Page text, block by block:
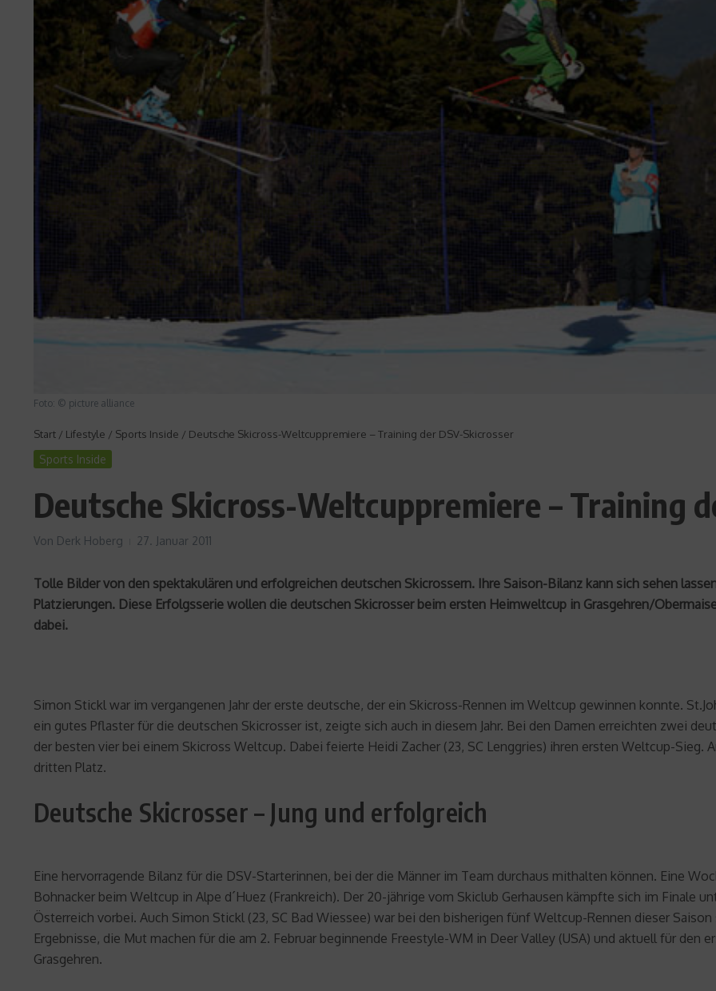
Foto: © picture alliance
Start / Lifestyle / Sports Inside / Deutsche Skicross-Weltcuppremiere – Training der DSV-Skicrosser
Sports Inside
Deutsche Skicross-Weltcuppremiere – Training
Von Derk Hoberg 27. Januar 2011
Tolle Bilder von den spektakulären und erfolgreichen deutschen Skicrossern. Ihre Saison-Bilanz kann sich sehen
Platzierungen. Diese Erfolgsserie wollen die deutschen Skicrosser beim ersten Heimweltcup in Grasgehren/
dabei.
Simon Stickl war im vergangenen Jahr der erste deutsche, der ein Skicross-Rennen im Weltcup gewinnen konnte.
ein gutes Pflaster für die deutschen Skicrosser ist, zeigte sich auch in diesem Jahr. Bei den Damen erreichten zwei
der besten vier bei einem Skicross Weltcup. Dabei feierte Heidi Zacher (23, SC Lenggries) ihren ersten Weltcup-Sieg.
dritten Platz.
Deutsche Skicrosser – Jung und erfolgreich
Eine hervorragende Bilanz für die DSV-Starterinnen, bei der die Männer im Team durchaus mithalten können. Eine
Bohnacker beim Weltcup in Alpe d´Huez (Frankreich). Der 20-jährige vom Skiclub Gerhausen kämpfte sich im Finale
Österreich vorbei. Auch Simon Stickl (23, SC Bad Wiessee) war bei den bisherigen fünf Weltcup-Rennen dieser
Ergebnisse, die Mut machen für die am 2. Februar beginnende Freestyle-WM in Deer Valley (USA) und aktuell für den
Grasgehren.